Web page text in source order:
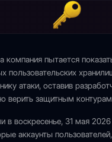
компания пытается
пользовательских
атаки, оставив
защитным контурам
в воскресенье, 31 мая
аккаунты